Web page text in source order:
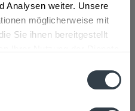
Analysen weiter. Unsere
möglicherweise mit
Sie ihnen bereitgestellt